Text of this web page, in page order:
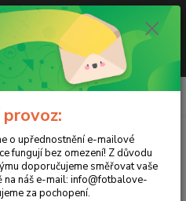
o upřednostnění e-mailové
bez omezení! Z důvodu čerpání
směřovat vaše dotazy a
branky.cz. Děkujeme za
Menu
0ks
o upřednostnění e-mailové
fungují bez omezení! Z důvodu
doporučujeme směřovat vaše
náš e-mail: info@fotbalove-
za pochopení.